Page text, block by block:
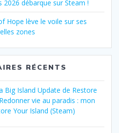
2026 débarque sur Steam !
Hope lève le voile sur ses
zones
RÉCENTS
Big Island Update de Restore
vie au paradis : mon
Your Island (Steam)